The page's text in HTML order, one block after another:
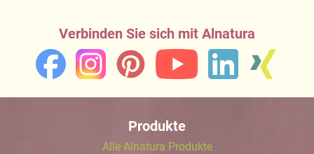
Verbinden Sie sich mit Alnatura
Produkte
Alle Alnatura Produkte